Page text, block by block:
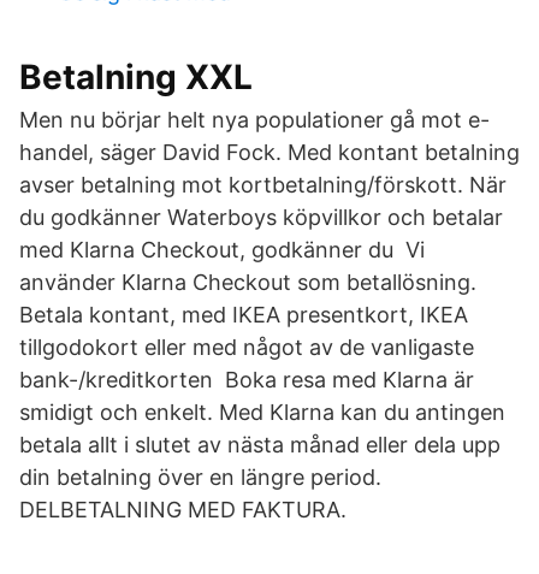
Betalning XXL
Men nu börjar helt nya populationer gå mot e-
handel, säger David Fock​. Med kontant betalning
avser betalning mot kortbetalning/förskott. När
du godkänner Waterboys köpvillkor och betalar
med Klarna Checkout, godkänner du Vi
använder Klarna Checkout som betallösning.
Betala kontant, med IKEA presentkort, IKEA
tillgodokort eller med något av de vanligaste
bank-/kreditkorten​ Boka resa med Klarna är
smidigt och enkelt. Med Klarna kan du antingen
betala allt i slutet av nästa månad eller dela upp
din betalning över en längre period.
DELBETALNING MED FAKTURA.